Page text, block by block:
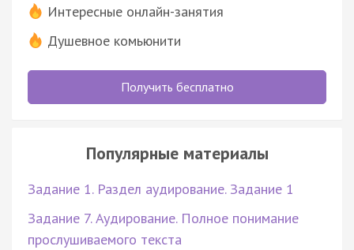
Интересные онлайн-занятия
Душевное комьюнити
Получить бесплатно
Популярные материалы
Задание 1. Раздел аудирование. Задание 1
Задание 7. Аудирование. Полное понимание
прослушиваемого текста